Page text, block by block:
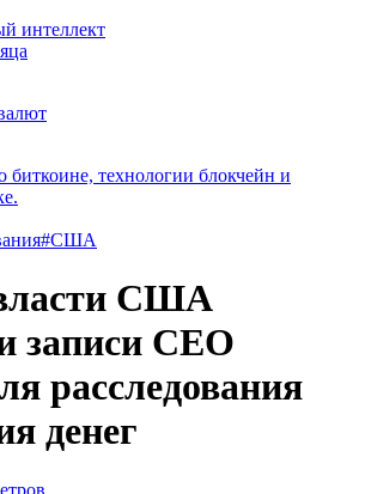
интеллект
биткоине, технологии блокчейн и
#США
США
записи CEO
расследования
денег